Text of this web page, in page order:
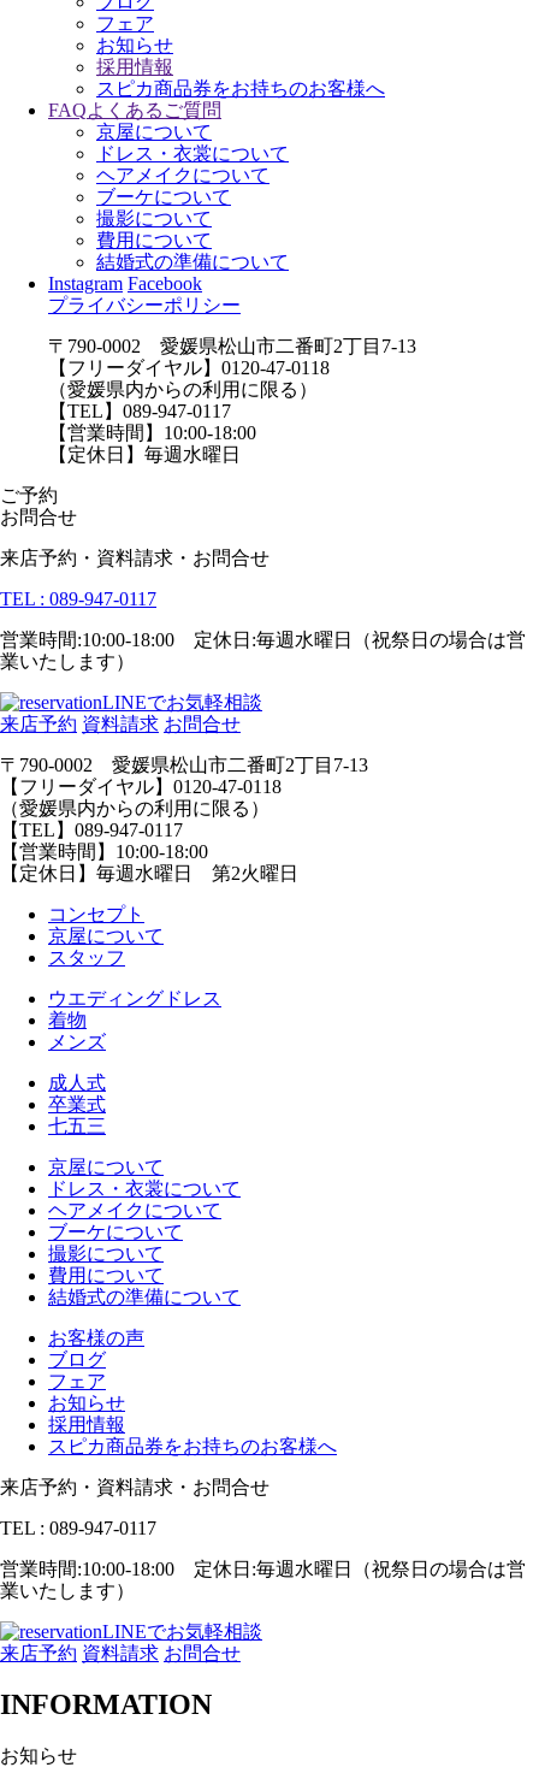
フェア
お知らせ
採用情報
スピカ商品券をお持ちのお客様へ
FAQよくあるご質問
京屋について
ドレス・衣裳について
ヘアメイクについて
ブーケについて
撮影について
費用について
結婚式の準備について
Instagram Facebook
プライバシーポリシー
〒790-0002 愛媛県松山市二番町2丁目7-13
【フリーダイヤル】0120-47-0118
（愛媛県内からの利用に限る）
【TEL】089-947-0117
【営業時間】10:00-18:00
【定休日】毎週水曜日
ご予約
お問合せ
来店予約・資料請求・お問合せ
TEL : 089-947-0117
営業時間:10:00-18:00 定休日:毎週水曜日（祝祭日の場合は営
業いたします）
LINEでお気軽相談
来店予約 資料請求 お問合せ
〒790-0002 愛媛県松山市二番町2丁目7-13
【フリーダイヤル】0120-47-0118
（愛媛県内からの利用に限る）
【TEL】089-947-0117
【営業時間】10:00-18:00
【定休日】毎週水曜日 第2火曜日
コンセプト
京屋について
スタッフ
ウエディングドレス
着物
メンズ
成人式
卒業式
七五三
京屋について
ドレス・衣裳について
ヘアメイクについて
ブーケについて
撮影について
費用について
結婚式の準備について
お客様の声
ブログ
フェア
お知らせ
採用情報
スピカ商品券をお持ちのお客様へ
来店予約・資料請求・お問合せ
TEL : 089-947-0117
営業時間:10:00-18:00 定休日:毎週水曜日（祝祭日の場合は営
業いたします）
LINEでお気軽相談
来店予約 資料請求 お問合せ
INFORMATION
お知らせ